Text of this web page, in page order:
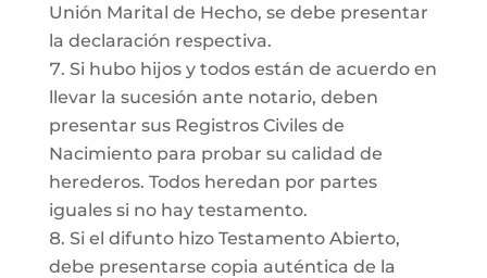
Unión Marital de Hecho, se debe presentar
la declaración respectiva.
Si hubo hijos y todos están de acuerdo en
llevar la sucesión ante notario, deben
presentar sus Registros Civiles de
Nacimiento para probar su calidad de
herederos. Todos heredan por partes
iguales si no hay testamento.
Si el difunto hizo Testamento Abierto,
debe presentarse copia auténtica de la